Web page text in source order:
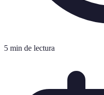
5 min de lectura